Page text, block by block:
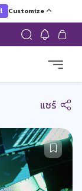
Customize
แชร์